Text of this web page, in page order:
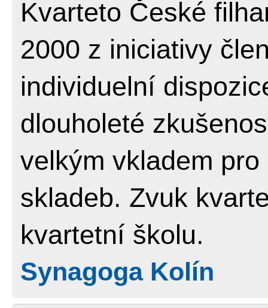
Kvarteto České
2000 z iniciativy
individuelní
dlouholeté
velkým vkladem
skladeb. Zvuk
kvartetní školu.
Synagoga Kolín